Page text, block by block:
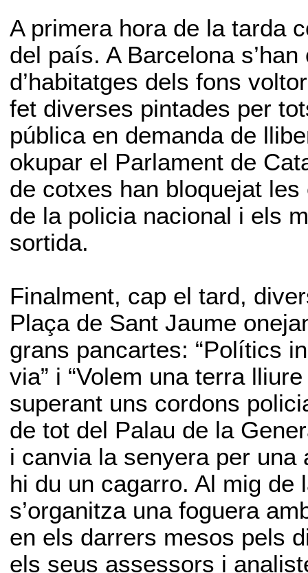
A primera hora de la tarda
del país. A Barcelona
d’habitatges dels fons
fet diverses pintades per
pública en demanda de
okupar el Parlament de
de cotxes han bloquejat
de la policia nacional i els
sortida.
Finalment, cap el tard,
Plaça de Sant Jaume
grans pancartes: “Polítics
via” i “Volem una terra
superant uns cordons
de tot del Palau de la
i canvia la senyera per una
hi du un cagarro. Al mig de
s’organitza una foguera
en els darrers mesos pels
els seus assessors i